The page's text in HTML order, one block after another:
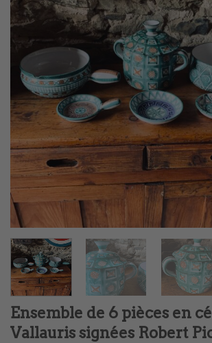
Ensemble de 6 pièces en
Vallauris signées Robert